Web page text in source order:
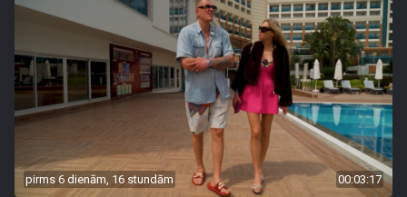
pirms 6 dienām, 16 stundām 00:03:17